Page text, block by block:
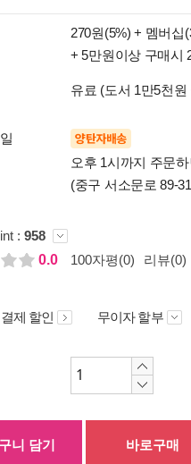
270원(5%) + 멤버십
+ 5만원이상 구매시
유료 (도서 1만5천원
양탄자배송
오후 1시까지 주문
(중구 서소문로 89-
: 958
0.0
100자평(0) 리뷰(0)
제 할인 무이자 할부
니 담기 바로구매